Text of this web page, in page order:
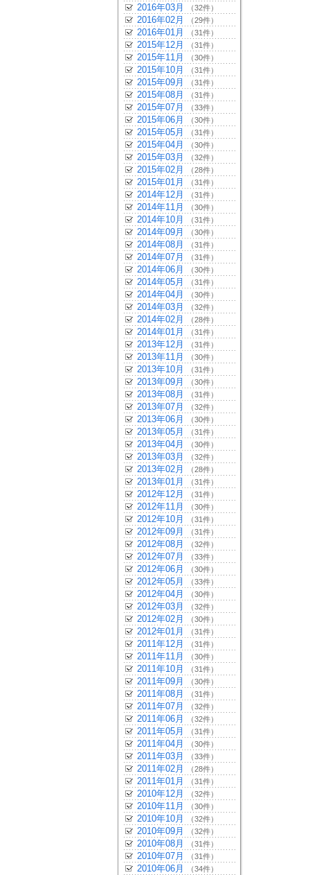
2016年03月 （32件）
2016年02月 （29件）
2016年01月 （31件）
2015年12月 （31件）
2015年11月 （30件）
2015年10月 （31件）
2015年09月 （31件）
2015年08月 （31件）
2015年07月 （33件）
2015年06月 （30件）
2015年05月 （31件）
2015年04月 （30件）
2015年03月 （32件）
2015年02月 （28件）
2015年01月 （31件）
2014年12月 （31件）
2014年11月 （30件）
2014年10月 （31件）
2014年09月 （30件）
2014年08月 （31件）
2014年07月 （31件）
2014年06月 （30件）
2014年05月 （31件）
2014年04月 （30件）
2014年03月 （32件）
2014年02月 （28件）
2014年01月 （31件）
2013年12月 （31件）
2013年11月 （30件）
2013年10月 （31件）
2013年09月 （30件）
2013年08月 （31件）
2013年07月 （32件）
2013年06月 （30件）
2013年05月 （31件）
2013年04月 （30件）
2013年03月 （32件）
2013年02月 （28件）
2013年01月 （31件）
2012年12月 （31件）
2012年11月 （30件）
2012年10月 （31件）
2012年09月 （31件）
2012年08月 （32件）
2012年07月 （33件）
2012年06月 （30件）
2012年05月 （33件）
2012年04月 （30件）
2012年03月 （32件）
2012年02月 （30件）
2012年01月 （31件）
2011年12月 （31件）
2011年11月 （30件）
2011年10月 （31件）
2011年09月 （30件）
2011年08月 （31件）
2011年07月 （32件）
2011年06月 （32件）
2011年05月 （31件）
2011年04月 （30件）
2011年03月 （33件）
2011年02月 （28件）
2011年01月 （31件）
2010年12月 （32件）
2010年11月 （30件）
2010年10月 （32件）
2010年09月 （32件）
2010年08月 （31件）
2010年07月 （31件）
2010年06月 （34件）